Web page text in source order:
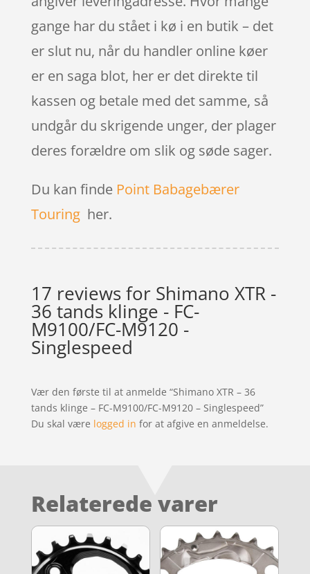
gange har du stået i kø i en butik – det
er slut nu, når du handler online køer
er en saga blot, her er det direkte til
kassen og betale med det samme, så
undgår du skrigende unger, der plager
deres forældre om slik og søde sager.
Du kan finde Point Babagebærer
Touringher.
17 reviews for Shimano XTR -
36 tands klinge - FC-
M9100/FC-M9120 -
Singlespeed
Vær den første til at anmelde “Shimano XTR – 36
tands klinge – FC-M9100/FC-M9120 – Singlespeed”
Du skal være logged in for at afgive en anmeldelse.
Relaterede varer